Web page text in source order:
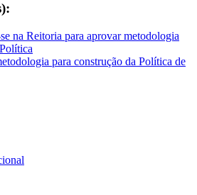
na Reitoria para aprovar metodologia
para construção da Política de